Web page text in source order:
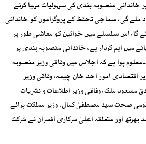
خاندانی منصوبہ بندی کی سہولیات مہیا کرنے
ملے گی، سماجی تحفظ کے پروگراموں کو خاندانی
گا، اس سلسلے میں خواتین کو معاشی طور پر
میں اہم کردار ہے، خاندانی منصوبہ بندی پر
ہوا ہے کہ اجلاس میں وفاقی وزیر منصوبہ
اقتصادی امور احد خان چیمہ، وفاقی وزیر
مسعود ملک، وفاقی وزیر اطلاعات و نشریات
قومی صحت سید مصطفیٰ کمال، وزیر مملکت برائے
اور متعلقہ اعلیٰ سرکاری افسران نے شرکت